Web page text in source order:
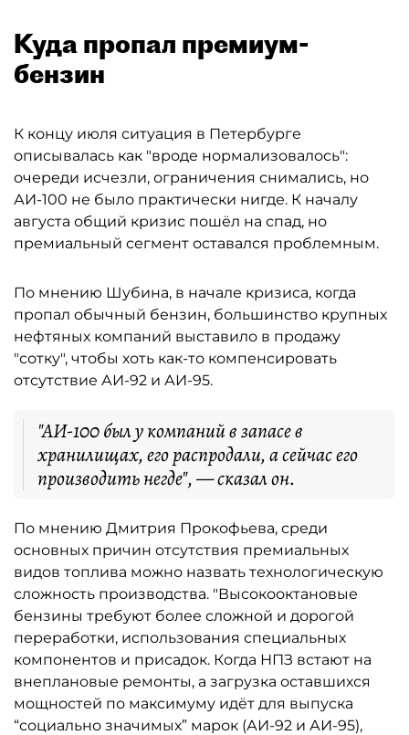
Куда пропал премиум-
бензин
К концу июля ситуация в Петербурге
описывалась как "вроде нормализовалось":
очереди исчезли, ограничения снимались, но
АИ-100 не было практически нигде. К началу
августа общий кризис пошёл на спад, но
премиальный сегмент оставался проблемным.
По мнению Шубина, в начале кризиса, когда
пропал обычный бензин, большинство крупных
нефтяных компаний выставило в продажу
"сотку", чтобы хоть как-то компенсировать
отсутствие АИ-92 и АИ-95.
"АИ-100 был у компаний в запасе в
хранилищах, его распродали, а сейчас его
производить негде", — сказал он.
По мнению Дмитрия Прокофьева, среди
основных причин отсутствия премиальных
видов топлива можно назвать технологическую
сложность производства. "Высокооктановые
бензины требуют более сложной и дорогой
переработки, использования специальных
компонентов и присадок. Когда НПЗ встают на
внеплановые ремонты, а загрузка оставшихся
мощностей по максимуму идёт для выпуска
“социально значимых” марок (АИ-92 и АИ-95),